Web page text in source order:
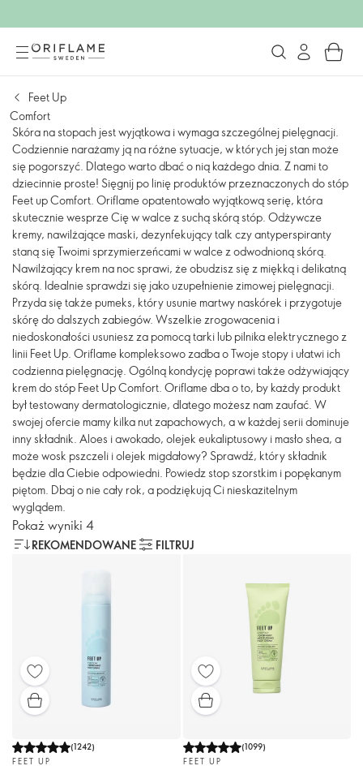
Feet Up
Comfort
Skóra na stopach jest wyjątkowa i wymaga szczególnej pielęgnacji.
Codziennie narażamy ją na różne sytuacje, w których jej stan może
się pogorszyć. Dlatego warto dbać o nią każdego dnia. Z nami to
dziecinnie proste! Sięgnij po linię produktów przeznaczonych do stóp
Feet up Comfort. Oriflame opatentowało wyjątkową serię, która
skutecznie wesprze Cię w walce z suchą skórą stóp. Odżywcze
kremy, nawilżające maski, dezynfekujący talk czy antyperspiranty
staną się Twoimi sprzymierzeńcami w walce z odwodnioną skórą.
Nawilżający krem na noc sprawi, że obudzisz się z miękką i delikatną
skórą. Idealnie sprawdzi się jako uzupełnienie zimowej pielęgnacji.
Przyda się także pumeks, który usunie martwy naskórek i przygotuje
skórę do dalszych zabiegów. Wszelkie zrogowacenia i
niedoskonałości usuniesz za pomocą tarki lub pilnika elektrycznego z
linii Feet Up. Oriflame kompleksowo zadba o Twoje stopy i ułatwi ich
codzienna pielęgnację. Ogólną kondycję poprawi także odżywiający
krem do stóp Feet Up Comfort. Oriflame dba o to, by każdy produkt
był testowany dermatologicznie, dlatego możesz nam zaufać. W
swojej ofercie mamy kilka nut zapachowych, a w każdej serii dominuje
inny składnik. Aloes i awokado, olejek eukaliptusowy i masło shea, a
może wosk pszczeli i olejek migdałowy? Sprawdź, który składnik
będzie dla Ciebie odpowiedni. Powiedz stop szorstkim i popękanym
piętom. Dbaj o nie cały rok, a podziękują Ci nieskazitelnym
wyglądem.
Pokaż wyniki 4
REKOMENDOWANE FILTRUJ
(1242)
FEET UP
(1099)
FEET UP